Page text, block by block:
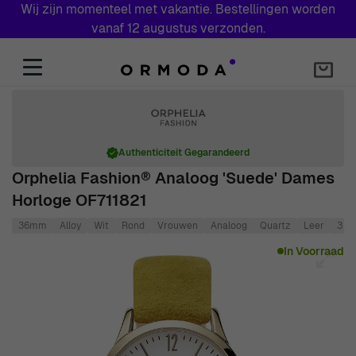
Wij zijn momenteel met vakantie. Bestellingen worden
vanaf 12 augustus verzonden.
Orphelia Fashion® Analoog 'Suede' Dames
Horloge OF711821
Authenticiteit Gegarandeerd
36mm Alloy Wit Rond Vrouwen Analoog Quartz Leer 3
In Voorraad